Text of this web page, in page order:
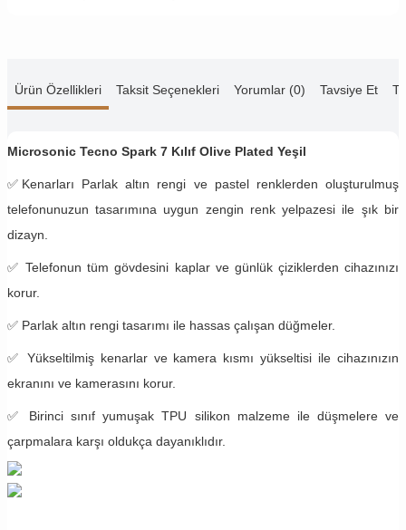
Ürün Özellikleri Taksit Seçenekleri Yorumlar (0) Tavsiye Et
Microsonic Tecno Spark 7 Kılıf Olive Plated Yeşil
✅ Kenarları Parlak altın rengi ve pastel renklerden oluşturulmuş
telefonunuzun tasarımına uygun zengin renk yelpazesi ile şık bir
dizayn.
✅Telefonun tüm gövdesini kaplar ve günlük çiziklerden cihazınızı
korur.
✅ Parlak altın rengi tasarımı ile hassas çalışan düğmeler.
✅ Yükseltilmiş kenarlar ve kamera kısmı yükseltisi ile cihazınızın
ekranını ve kamerasını korur.
✅ Birinci sınıf yumuşak TPU silikon malzeme ile düşmelere ve
çarpmalara karşı oldukça dayanıklıdır.